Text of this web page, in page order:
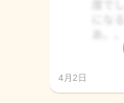
4月2日